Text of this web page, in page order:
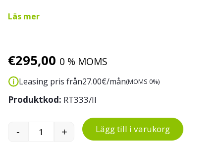
Läs mer
€295,00 0 % MOMS
Leasing pris från27.00€/mån(MOMS 0%)
Produktkod: RT333/II
Hyllvagn 150 kg 700 x 540 mm mängd
- + Lägg till i varukorg